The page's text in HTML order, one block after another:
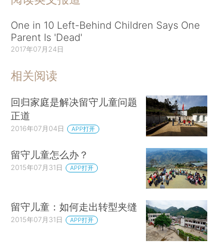
One in 10 Left-Behind Children Says One
Parent Is 'Dead'
2017年07月24日
相关阅读
回归家庭是解决留守儿童问题
正道
2016年07月04日 APP打开
留守儿童怎么办？
2015年07月31日 APP打开
留守儿童：如何走出转型夹缝
2015年07月31日 APP打开